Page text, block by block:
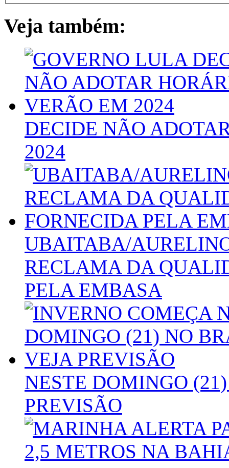
Veja também:
DECIDE NÃO
2024
UBAITABA/
RECLAMA DA
PELA EMBASA
NESTE DOMINGO
PREVISÃO